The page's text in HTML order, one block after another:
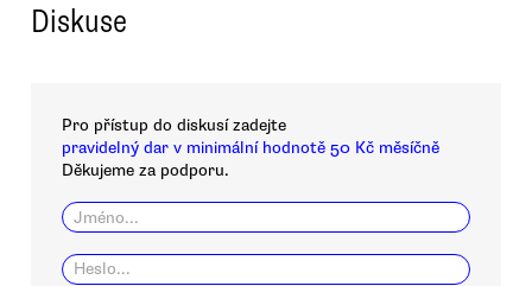
Diskuse
Pro přístup do diskusí zadejte
pravidelný dar v minimální hodnotě 50 Kč měsíčně
Děkujeme za podporu.